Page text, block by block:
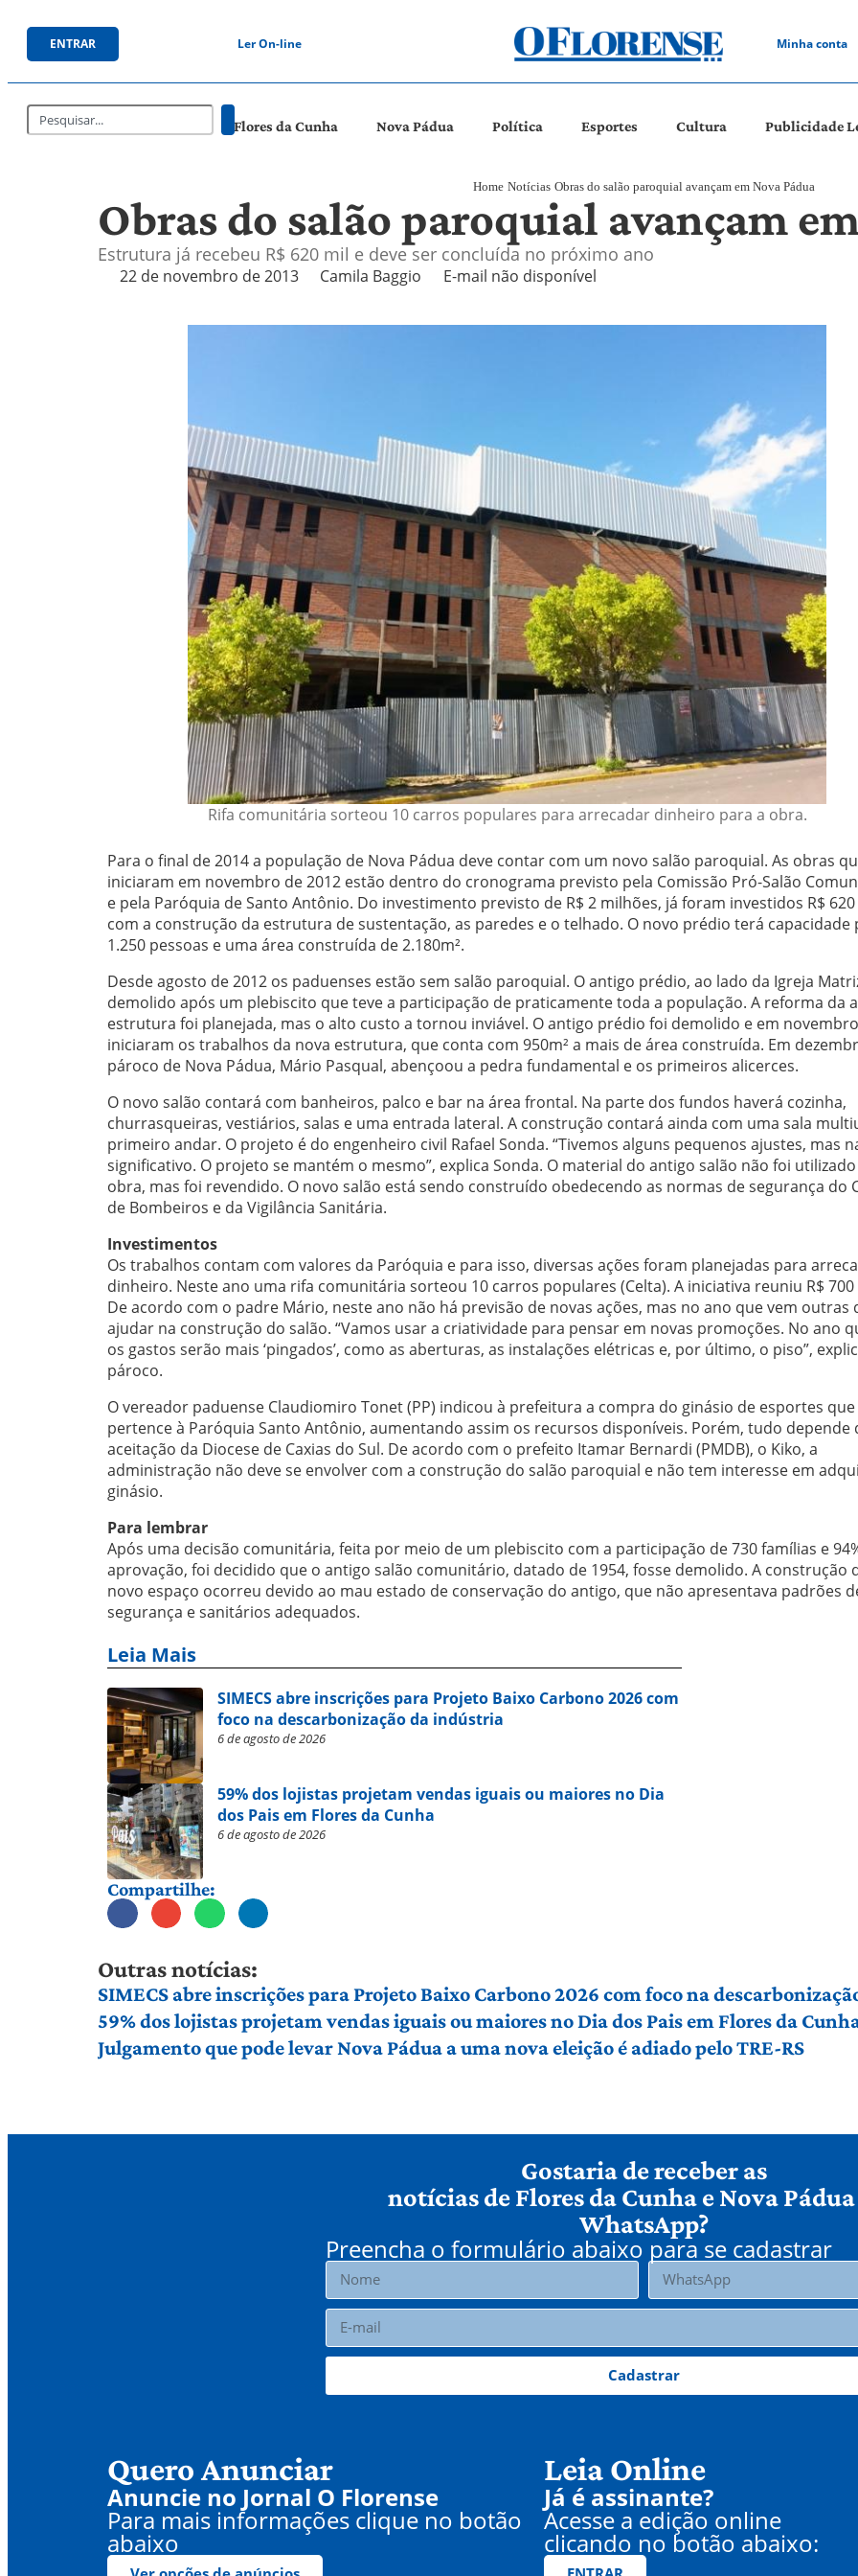
ENTRAR Ler On-line Minha conta
Flores da Cunha Nova Pádua Política Esportes Cultura Publicidade
Home Notícias Obras do salão paroquial avançam em Nova Pádua
Obras do salão paroquial avançam
Estrutura já recebeu R$ 620 mil e deve ser concluída no próximo ano
22 de novembro de 2013 Camila Baggio E-mail não disponível
Rifa comunitária sorteou 10 carros populares para arrecadar dinheiro para a obra.
Para o final de 2014 a população de Nova Pádua deve contar com um novo salão paroquial. As obras
iniciaram em novembro de 2012 estão dentro do cronograma previsto pela Comissão Pró-Salão
e pela Paróquia de Santo Antônio. Do investimento previsto de R$ 2 milhões, já foram investidos R$
com a construção da estrutura de sustentação, as paredes e o telhado. O novo prédio terá capacidade
1.250 pessoas e uma área construída de 2.180m².
Desde agosto de 2012 os paduenses estão sem salão paroquial. O antigo prédio, ao lado da Igreja
demolido após um plebiscito que teve a participação de praticamente toda a população. A reforma da
estrutura foi planejada, mas o alto custo a tornou inviável. O antigo prédio foi demolido e em novembro
iniciaram os trabalhos da nova estrutura, que conta com 950m² a mais de área construída. Em
pároco de Nova Pádua, Mário Pasqual, abençoou a pedra fundamental e os primeiros alicerces.
O novo salão contará com banheiros, palco e bar na área frontal. Na parte dos fundos haverá cozinha,
churrasqueiras, vestiários, salas e uma entrada lateral. A construção contará ainda com uma sala
primeiro andar. O projeto é do engenheiro civil Rafael Sonda. “Tivemos alguns pequenos ajustes, mas
significativo. O projeto se mantém o mesmo”, explica Sonda. O material do antigo salão não foi
obra, mas foi revendido. O novo salão está sendo construído obedecendo as normas de segurança do
de Bombeiros e da Vigilância Sanitária.
Investimentos
Os trabalhos contam com valores da Paróquia e para isso, diversas ações foram planejadas para
dinheiro. Neste ano uma rifa comunitária sorteou 10 carros populares (Celta). A iniciativa reuniu R$
De acordo com o padre Mário, neste ano não há previsão de novas ações, mas no ano que vem outras
ajudar na construção do salão. “Vamos usar a criatividade para pensar em novas promoções. No ano
os gastos serão mais ‘pingados’, como as aberturas, as instalações elétricas e, por último, o piso”,
pároco.
O vereador paduense Claudiomiro Tonet (PP) indicou à prefeitura a compra do ginásio de esportes que
pertence à Paróquia Santo Antônio, aumentando assim os recursos disponíveis. Porém, tudo depende
aceitação da Diocese de Caxias do Sul. De acordo com o prefeito Itamar Bernardi (PMDB), o Kiko, a
administração não deve se envolver com a construção do salão paroquial e não tem interesse em
ginásio.
Para lembrar
Após uma decisão comunitária, feita por meio de um plebiscito com a participação de 730 famílias e
aprovação, foi decidido que o antigo salão comunitário, datado de 1954, fosse demolido. A construção
novo espaço ocorreu devido ao mau estado de conservação do antigo, que não apresentava padrões
segurança e sanitários adequados.
Leia Mais
SIMECS abre inscrições para Projeto Baixo Carbono 2026 com
foco na descarbonização da indústria
6 de agosto de 2026
59% dos lojistas projetam vendas iguais ou maiores no Dia
dos Pais em Flores da Cunha
6 de agosto de 2026
Compartilhe:
Outras notícias:
SIMECS abre inscrições para Projeto Baixo Carbono 2026 com foco na
59% dos lojistas projetam vendas iguais ou maiores no Dia dos Pais em Flores da
Julgamento que pode levar Nova Pádua a uma nova eleição é adiado pelo TRE-RS
Gostaria de receber as
notícias de Flores da Cunha e Nova
WhatsApp?
Preencha o formulário abaixo para se cadastrar
Cadastrar
Quero Anunciar
Anuncie no Jornal O Florense
Para mais informações clique no botão
abaixo
Leia Online
Já é assinante?
Acesse a edição online
clicando no botão abaixo: